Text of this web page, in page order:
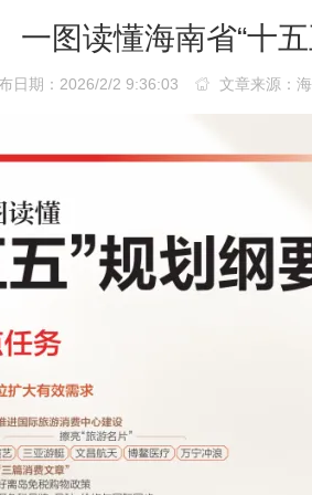
一图读懂海南省“十
日期：2026/2/2 9:36:03 文章来源：